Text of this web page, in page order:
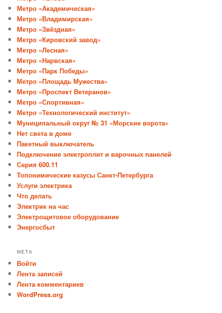
Метро «Академическая»
Метро «Владимирская»
Метро «Звёздная»
Метро «Кировский завод»
Метро «Лесная»
Метро «Нарвская»
Метро «Парк Победы»
Метро «Площадь Мужества»
Метро «Проспект Ветеранов»
Метро «Спортивная»
Метро «Технологический институт»
Муниципальный округ № 31 «Морские ворота»
Нет света в доме
Пакетный выключатель
Подключение электроплит и варочных панелей
Серия 600.11
Топонимические казусы Санкт-Петербурга
Услуги электрика
Что делать
Электрик на час
Электрощитовое оборудование
Энергосбыт
МЕТА
Войти
Лента записей
Лента комментариев
WordPress.org